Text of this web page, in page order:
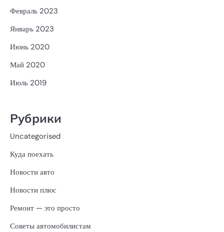
Февраль 2023
Январь 2023
Июнь 2020
Май 2020
Июль 2019
Рубрики
Uncategorised
Куда поехать
Новости авто
Новости плюс
Ремонт — это просто
Советы автомобилистам